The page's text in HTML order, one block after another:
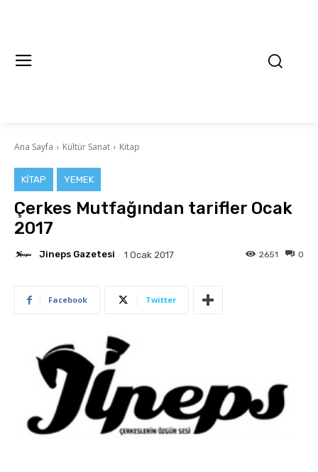
Ana Sayfa Kültür Sanat Kitap
KITAP YEMEK
Çerkes Mutfağından tarifler Ocak
2017
Jineps Gazetesi 1 Ocak 2017 0
2651
Facebook Twitter